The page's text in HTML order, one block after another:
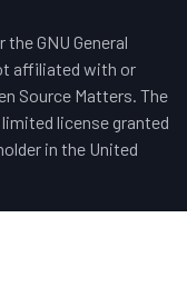
GNU General
affiliated with or
Source Matters. The
license granted
in the United